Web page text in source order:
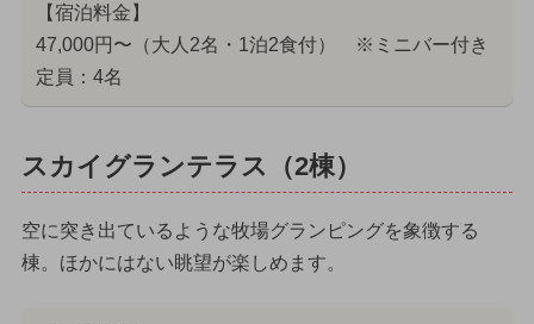
【宿泊料金】
47,000円〜（大人2名・1泊2食付） ※ミニバー付き
定員：4名
スカイグランテラス（2棟）
空に突き出ているような牧場グランピングを象徴する
棟。ほかにはない眺望が楽しめます。